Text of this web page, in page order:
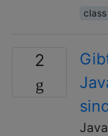
class
2